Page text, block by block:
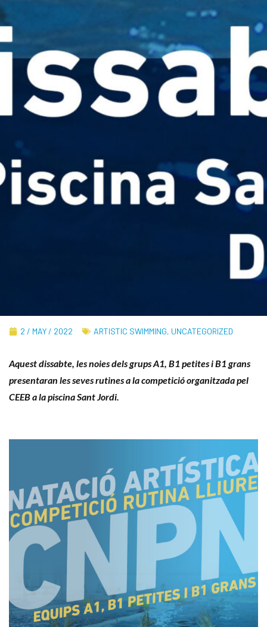
2 / MAY / 2022 ARTISTIC SWIMMING, UNCATEGORIZED
Aquest dissabte, les noies dels grups A1, B1 petites i B1 grans
presentaran les seves rutines a la competició organitzada pel
CEEB a la piscina Sant Jordi.